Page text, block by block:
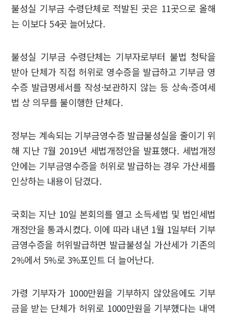
불성실 기부금 수령단체로 적발된 곳은 11곳으로 올해
는 이보다 54곳 늘어났다.
불성실 기부금 수령단체는 기부자로부터 불법 청탁을
받아 단체가 직접 허위로 영수증을 발급하고 기부금 영
수증 발급명세서를 작성·보관하지 않는 등 상속·증여세
법 상 의무를 불이행한 단체다.
정부는 계속되는 기부금영수증 발급불성실을 줄이기 위
해 지난 7월 2019년 세법개정안을 발표했다. 세법개정
안에는 기부금영수증을 허위로 발급하는 경우 가산세를
인상하는 내용이 담겼다.
국회는 지난 10일 본회의를 열고 소득세법 및 법인세법
개정안을 통과시켰다. 이에 따라 내년 1월 1일부터 기부
금영수증을 허위발급하면 발급불성실 가산세가 기존의
2%에서 5%로 3%포인트 더 늘어난다.
가령 기부자가 1000만원을 기부하지 않았음에도 기부
금을 받는 단체가 허위로 1000만원을 기부했다는 내역